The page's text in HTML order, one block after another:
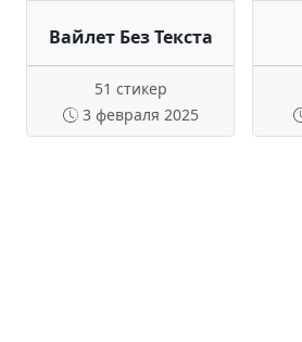
Вайлет Без Текста
51 стикер
3 февраля 2025